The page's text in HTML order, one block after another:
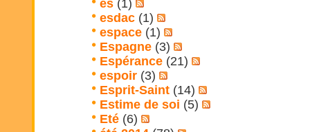
es (1)
esdac (1)
espace (1)
Espagne (3)
Espérance (21)
espoir (3)
Esprit-Saint (14)
Estime de soi (5)
Eté (6)